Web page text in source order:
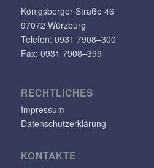
Königs­berger Straße 46
97072 Würzburg
Telefon: 0931 7908–300
Fax: 0931 7908–399
RECHT­LI­CHES
Impressum
Datenschutzerklärung
KONTAKTE